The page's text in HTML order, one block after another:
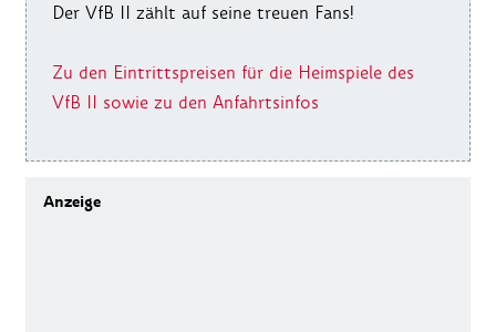
Der VfB II zählt auf seine treuen Fans!
Zu den Eintrittspreisen für die Heimspiele des
VfB II sowie zu den Anfahrtsinfos